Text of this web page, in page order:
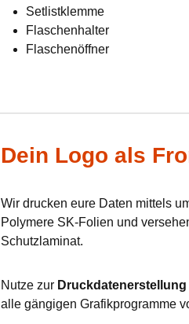
Setlistklemme
Flaschenhalter
Flaschenöffner
Dein Logo als
Wir drucken eure Daten mittels
Polymere SK-Folien und
Schutzlaminat.
Nutze zur Druckdatenerstellung
alle gängigen Grafikprogramme